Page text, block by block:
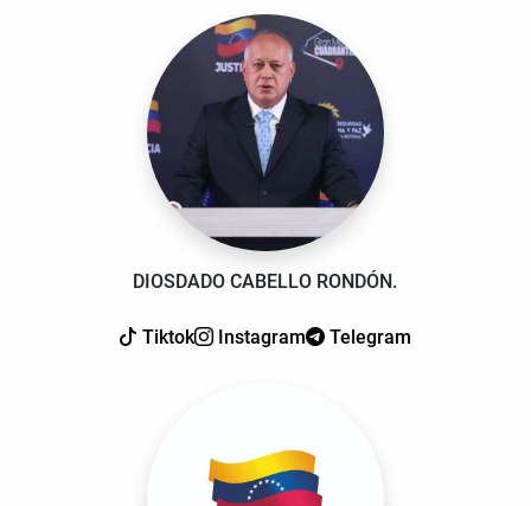
DIOSDADO CABELLO RONDÓN.
Tiktok Instagram Telegram